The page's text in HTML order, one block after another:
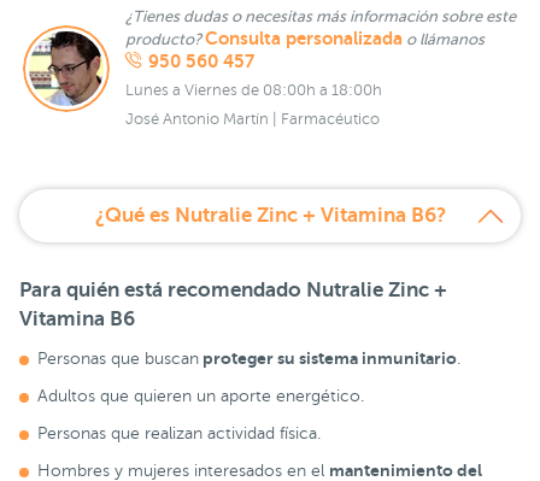
¿Tienes dudas o necesitas más información sobre este
producto?Consulta personalizada o llámanos
950 560 457
Lunes a Viernes de 08:00h a 18:00h
José Antonio Martín | Farmacéutico
¿Qué es Nutralie Zinc + Vitamina B6?
Para quién está recomendado Nutralie Zinc +
Vitamina B6
Personas que buscan proteger su sistema inmunitario
Adultos que quieren un aporte energético.
Personas que realizan actividad física.
Hombres y mujeres interesados en el mantenimiento del